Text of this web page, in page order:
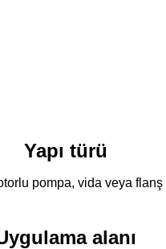
Yapı türü
pompa, vida veya flanş
alanı